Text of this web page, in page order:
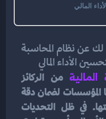
المالي
من الركائز